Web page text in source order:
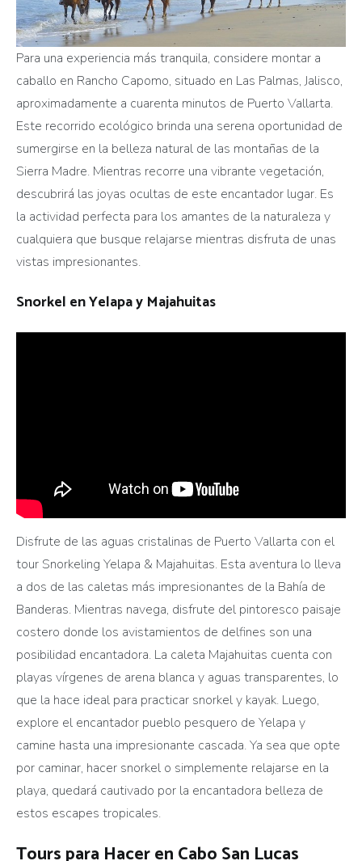
Para una experiencia más tranquila, considere montar a
caballo en Rancho Capomo, situado en Las Palmas, Jalisco,
aproximadamente a cuarenta minutos de Puerto Vallarta.
Este recorrido ecológico brinda una serena oportunidad de
sumergirse en la belleza natural de las montañas de la
Sierra Madre. Mientras recorre una vibrante vegetación,
descubrirá las joyas ocultas de este encantador lugar. Es
la actividad perfecta para los amantes de la naturaleza y
cualquiera que busque relajarse mientras disfruta de unas
vistas impresionantes.
Snorkel en Yelapa y Majahuitas
Disfrute de las aguas cristalinas de Puerto Vallarta con el
tour Snorkeling Yelapa & Majahuitas. Esta aventura lo lleva
a dos de las caletas más impresionantes de la Bahía de
Banderas. Mientras navega, disfrute del pintoresco paisaje
costero donde los avistamientos de delfines son una
posibilidad encantadora. La caleta Majahuitas cuenta con
playas vírgenes de arena blanca y aguas transparentes, lo
que la hace ideal para practicar snorkel y kayak. Luego,
explore el encantador pueblo pesquero de Yelapa y
camine hasta una impresionante cascada. Ya sea que opte
por caminar, hacer snorkel o simplemente relajarse en la
playa, quedará cautivado por la encantadora belleza de
estos escapes tropicales.
Tours para Hacer en Cabo San Lucas